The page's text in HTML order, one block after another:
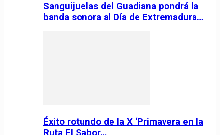
Sanguijuelas del Guadiana pondrá la
banda sonora al Día de Extremadura…
Éxito rotundo de la X ‘Primavera en la
Ruta El Sabor…